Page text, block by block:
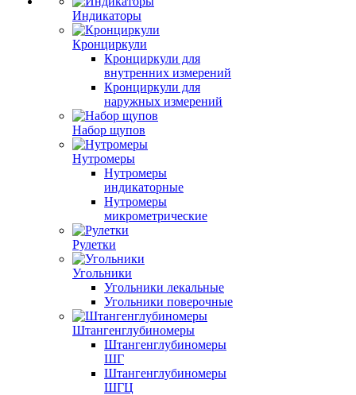
Индикаторы
Кронциркули
Кронциркули для
внутренних измерений
Кронциркули для
наружных измерений
Набор щупов
Нутромеры
Нутромеры
индикаторные
Нутромеры
микрометрические
Рулетки
Угольники
Угольники лекальные
Угольники поверочные
Штангенглубиномеры
Штангенглубиномеры
ШГ
Штангенглубиномеры
ШГЦ